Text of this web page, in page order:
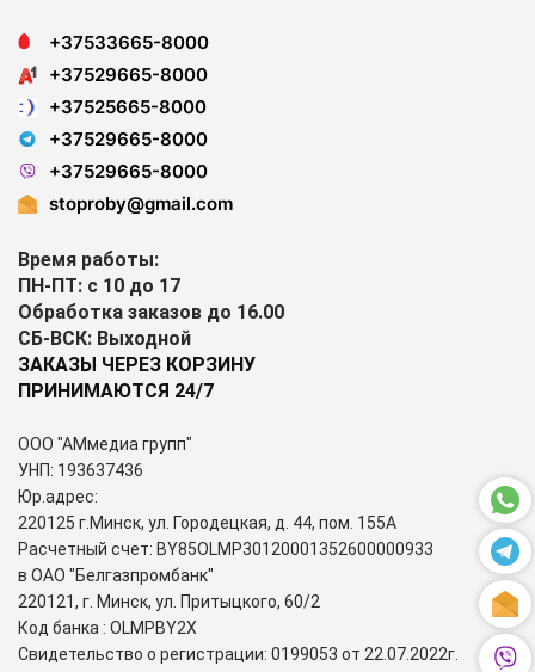
+37533665-8000
+37529665-8000
+37525665-8000
+37529665-8000
+37529665-8000
stoproby@gmail.com
Время работы:
ПН-ПТ: с 10 до 17
Обработка заказов до 16.00
СБ-ВСК: Выходной
ЗАКАЗЫ ЧЕРЕЗ КОРЗИНУ
ПРИНИМАЮТСЯ 24/7
ООО "АМмедиа групп"
УНП: 193637436
Юр.адрес:
220125 г.Минск, ул. Городецкая, д. 44, пом. 155А
Расчетный счет: BY85OLMP30120001352600000933
в ОАО "Белгазпромбанк"
220121, г. Минск, ул. Притыцкого, 60/2
Код банка : OLMPBY2X
Свидетельство о регистрации: 0199053 от 22.07.2022г.